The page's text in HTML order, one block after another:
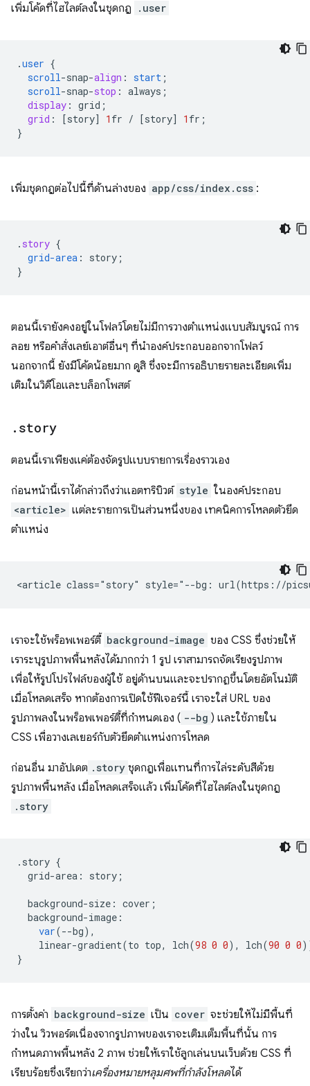
เพิ่มโค้ดที่ไฮไลต์ลงในชุดกฎ .user
.user {
scroll-snap-align : start ;
scroll-snap-stop : always ;
display : grid ;
grid : [story] 1 fr / [story] 1 fr ;
}
เพิ่มชุดกฎต่อไปนี้ที่ด้านล่างของ app/css/index.css :
. story {
grid-area : story ;
}
ตอนนี้เรายังคงอยู่ในโฟลว์โดยไม่มีการวางตำแหน่งแบบสัมบูรณ์ การ
ลอย หรือคำสั่งเลย์เอาต์อื่นๆ ที่นำองค์ประกอบออกจากโฟลว์
นอกจากนี้ ยังมีโค้ดน้อยมาก ดูสิ ซึ่งจะมีการอธิบายรายละเอียดเพิ่ม
เติมในวิดีโอและบล็อกโพสต์
. story
ตอนนี้เราเพียงแค่ต้องจัดรูปแบบรายการเรื่องราวเอง
ก่อนหน้านี้เราได้กล่าวถึงว่าแอตทริบิวต์ style ในองค์ประกอบ
<article> แต่ละรายการเป็นส่วนหนึ่งของ เทคนิคการโหลดตัวยึด
ตำแหน่ง
เราจะใช้พร็อพเพอร์ตี้ background-image ของ CSS ซึ่งช่วยให้
เราระบุรูปภาพพื้นหลังได้มากกว่า 1 รูป เราสามารถจัดเรียงรูปภาพ
เพื่อให้รูปโปรไฟล์ของผู้ใช้ อยู่ด้านบนและจะปรากฏขึ้นโดยอัตโนมัติ
เมื่อโหลดเสร็จ หากต้องการเปิดใช้ฟีเจอร์นี้ เราจะใส่ URL ของ
รูปภาพลงในพร็อพเพอร์ตี้ที่กำหนดเอง ( --bg ) และใช้ภายใน
CSS เพื่อวางเลเยอร์กับตัวยึดตำแหน่งการโหลด
ก่อนอื่น มาอัปเดต .story ชุดกฎเพื่อแทนที่การไล่ระดับสีด้วย
รูปภาพพื้นหลัง เมื่อโหลดเสร็จแล้ว เพิ่มโค้ดที่ไฮไลต์ลงในชุดกฎ
.story
. story {
grid-area : story ;
background-size : cover ;
background-image :
var(--bg),
linear-gradient(to top, lch(98 0 0), lch(90 0 0
}
การตั้งค่า background-size เป็น cover จะช่วยให้ไม่มีพื้นที่
ว่างใน วิวพอร์ตเนื่องจากรูปภาพของเราจะเติมเต็มพื้นที่นั้น การ
กำหนดภาพพื้นหลัง 2 ภาพ ช่วยให้เราใช้ลูกเล่นบนเว็บด้วย CSS ที่
เรียบร้อยซึ่งเรียกว่าเครื่องหมายหลุมศพที่กำลังโหลดได้